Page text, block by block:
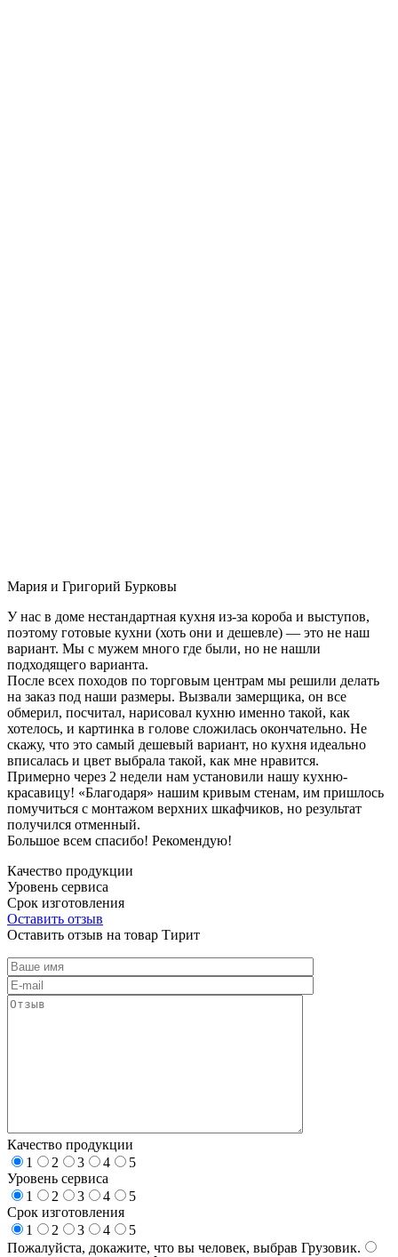
Мария и Григорий Бурковы
У нас в доме нестандартная кухня из-за короба и выступов,
поэтому готовые кухни (хоть они и дешевле) — это не наш
вариант. Мы с мужем много где были, но не нашли
подходящего варианта.
После всех походов по торговым центрам мы решили делать
на заказ под наши размеры. Вызвали замерщика, он все
обмерил, посчитал, нарисовал кухню именно такой, как
хотелось, и картинка в голове сложилась окончательно. Не
скажу, что это самый дешевый вариант, но кухня идеально
вписалась и цвет выбрала такой, как мне нравится.
Примерно через 2 недели нам установили нашу кухню-
красавицу! «Благодаря» нашим кривым стенам, им пришлось
помучиться с монтажом верхних шкафчиков, но результат
получился отменный.
Большое всем спасибо! Рекомендую!
Качество продукции
Уровень сервиса
Срок изготовления
Оставить отзыв
Оставить отзыв на товар Тирит
Качество продукции
1
2 3 4
5
Уровень сервиса
1
2 3 4
5
Срок изготовления
1
2 3 4
5
Пожалуйста, докажите, что вы человек, выбрав Грузовик.